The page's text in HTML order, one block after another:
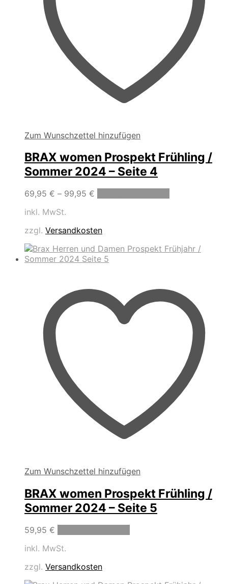
Zum Wunschzettel hinzufügen
BRAX women Prospekt Frühling /
Sommer 2024 – Seite 4
69,95 € – 99,95 €
inkl. MwSt.
zzgl. Versandkosten
Zum Wunschzettel hinzufügen
BRAX women Prospekt Frühling /
Sommer 2024 – Seite 5
59,95 €
inkl. MwSt.
zzgl. Versandkosten